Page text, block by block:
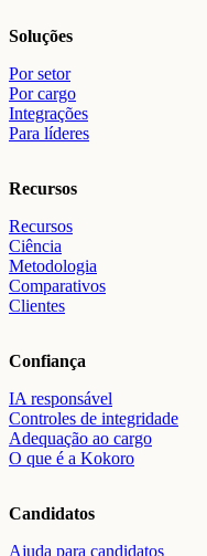
Soluções
Por setor
Por cargo
Integrações
Para líderes
Recursos
Recursos
Ciência
Metodologia
Comparativos
Clientes
Confiança
IA responsável
Controles de integridade
Adequação ao cargo
O que é a Kokoro
Candidatos
Ajuda para candidatos